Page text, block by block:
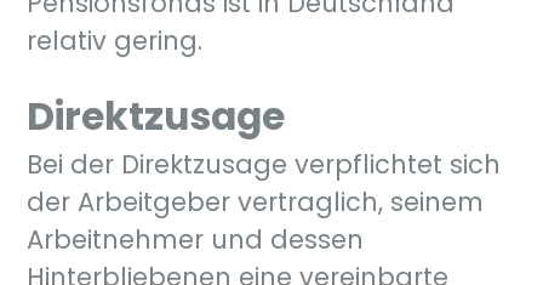
relativ gering.
Direktzusage
Bei der Direktzusage verpflichtet sich
der Arbeitgeber vertraglich, seinem
Arbeitnehmer und dessen
Hinterbliebenen eine vereinbarte